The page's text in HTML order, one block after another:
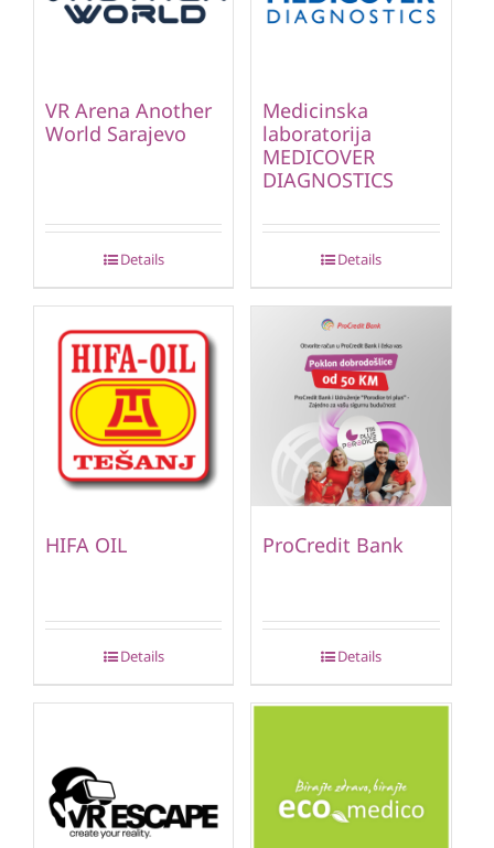
VR Arena Another
World Sarajevo
Details
Medicinska
laboratorija
MEDICOVER
DIAGNOSTICS
Details
HIFA OIL
Details
ProCredit Bank
Details